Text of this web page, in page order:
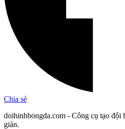
Chia sẻ
doihinhbongda.com - Công cụ tạo đội
giản.